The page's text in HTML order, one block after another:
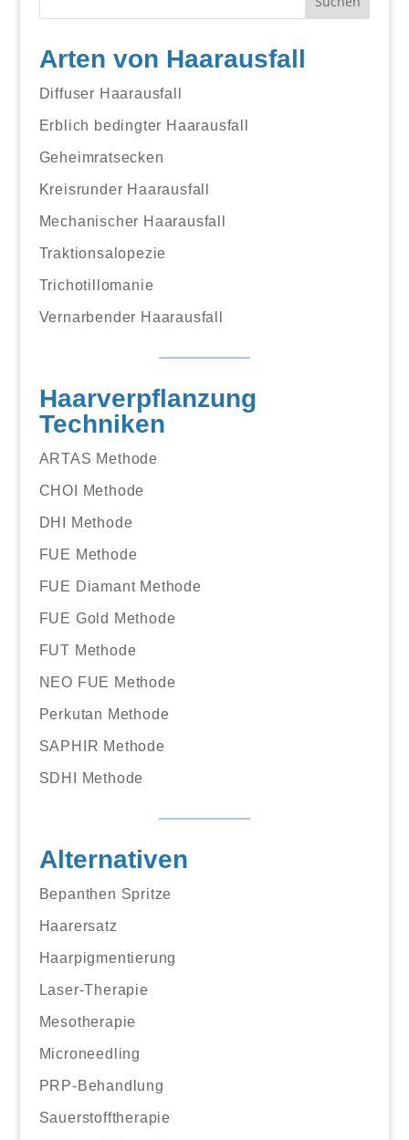
Arten von Haarausfall
Diffuser Haarausfall
Erblich bedingter Haarausfall
Geheimratsecken
Kreisrunder Haarausfall
Mechanischer Haarausfall
Traktionsalopezie
Trichotillomanie
Vernarbender Haarausfall
Haarverpflanzung
Techniken
ARTAS Methode
CHOI Methode
DHI Methode
FUE Methode
FUE Diamant Methode
FUE Gold Methode
FUT Methode
NEO FUE Methode
Perkutan Methode
SAPHIR Methode
SDHI Methode
Alternativen
Bepanthen Spritze
Haarersatz
Haarpigmentierung
Laser-Therapie
Mesotherapie
Microneedling
PRP-Behandlung
Sauerstofftherapie